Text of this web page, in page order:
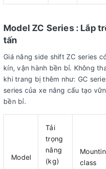
Model ZC Series : Lắp
tấn
Giá nâng side shift ZC series
kín, vận hành bền bỉ. Không
khi trang bị thêm như: GC
series của xe nâng cấu tạo
bền bỉ.
Model
Tải
trọng
nâng
(kg)
class